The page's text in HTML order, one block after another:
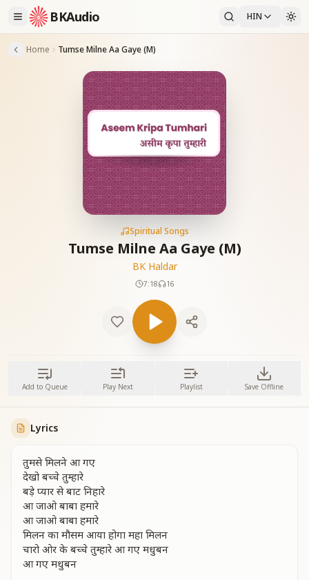
BKAudio HIN
Home Tumse Milne Aa Gaye (M)
Spiritual Songs
Tumse Milne Aa Gaye (M)
BK Haldar
7:18 16
Add to Queue Play Next Playlist Save Offline
Lyrics
तुमसे मिलने आ गए
देखो बच्चे तुम्हारे
बड़े प्यार से बाट निहारे
आ जाओ बाबा हमारे
आ जाओ बाबा हमारे
मिलन का मौसम आया होगा महा मिलन
चारो ओर के बच्चे तुम्हारे आ गए मधुबन
आ गए मधुबन